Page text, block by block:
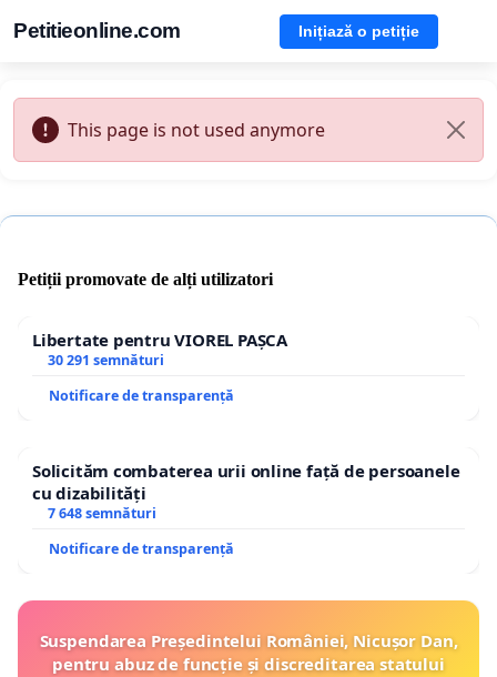
Petitieonline.com Inițiază o petiție
This page is not used anymore
Petiții promovate de alți utilizatori
Libertate pentru VIOREL PAȘCA
30 291 semnături
Notificare de transparență
Solicităm combaterea urii online față de persoanele
cu dizabilități
7 648 semnături
Notificare de transparență
Suspendarea Președintelui României, Nicușor Dan,
pentru abuz de funcție și discreditarea statului